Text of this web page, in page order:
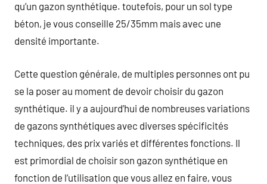
qu’un gazon synthétique. toutefois, pour un sol type
béton, je vous conseille 25/35mm mais avec une
densité importante.
Cette question générale, de multiples personnes ont pu
se la poser au moment de devoir choisir du gazon
synthétique. il y a aujourd’hui de nombreuses variations
de gazons synthétiques avec diverses spécificités
techniques, des prix variés et différentes fonctions. Il
est primordial de choisir son gazon synthétique en
fonction de l’utilisation que vous allez en faire, vous